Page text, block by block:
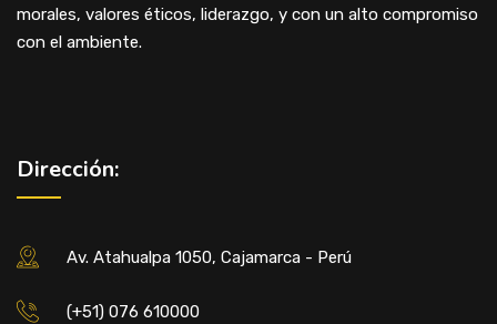
morales, valores éticos, liderazgo, y con un alto compromiso
con el ambiente.
Dirección:
Av. Atahualpa 1050, Cajamarca - Perú
(+51) 076 610000